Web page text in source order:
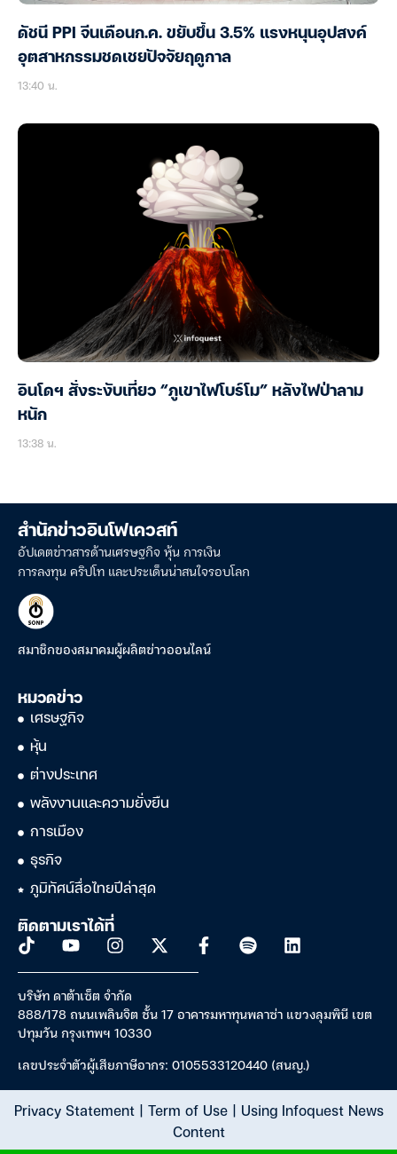
ดัชนี PPI จีนเดือนก.ค. ขยับขึ้น 3.5% แรงหนุนอุปสงค์
อุตสาหกรรมชดเชยปัจจัยฤดูกาล
13:40 น.
อินโดฯ สั่งระงับเที่ยว “ภูเขาไฟโบร์โม” หลังไฟป่าลาม
หนัก
13:38 น.
สำนักข่าวอินโฟเควสท์
อัปเดตข่าวสารด้านเศรษฐกิจ หุ้น การเงิน
การลงทุน คริปโท และประเด็นน่าสนใจรอบโลก
สมาชิกของสมาคมผู้ผลิตข่าวออนไลน์
หมวดข่าว
เศรษฐกิจ
หุ้น
ต่างประเทศ
พลังงานและความยั่งยืน
การเมือง
ธุรกิจ
ภูมิทัศน์สื่อไทยปีล่าสุด
ติดตามเราได้ที่
บริษัท ดาต้าเซ็ต จำกัด
888/178 ถนนเพลินจิต ชั้น 17 อาคารมหาทุนพลาซ่า แขวงลุมพินี เขต
ปทุมวัน กรุงเทพฯ 10330
เลขประจำตัวผู้เสียภาษีอากร: 0105533120440 (สนญ.)
Privacy Statement| Term of Use| Using Infoquest News
Content